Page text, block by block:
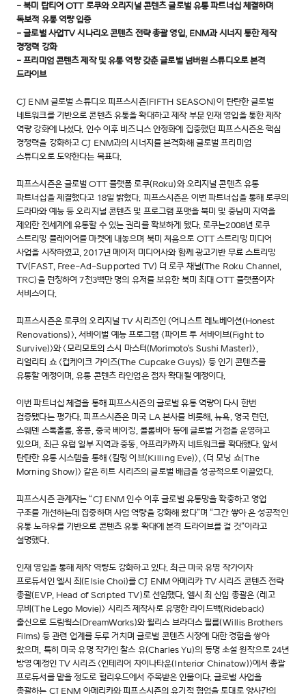
- 북미 탑티어 OTT 로쿠와 오리지널 콘텐츠 글로벌 유통 파트너십 체결하며
독보적 유통 역량 입증
- 글로벌 사업TV 시나리오 콘텐츠 전략 총괄 영입, ENM과 시너지 통한 제작
경쟁력 강화
- 프리미엄 콘텐츠 제작 및 유통 역량 갖춘 글로벌 넘버원 스튜디오로 본격
드라이브
CJ ENM 글로벌 스튜디오 피프스시즌(FIFTH SEASON)이 탄탄한 글로벌
네트워크를 기반으로 콘텐츠 유통을 확대하고 제작 부문 인재 영입을 통한 제작
역량 강화에 나섰다. 인수 이후 비즈니스 안정화에 집중했던 피프스시즌은 핵심
경쟁력을 강화하고 CJ ENM과의 시너지를 본격화해 글로벌 프리미엄
스튜디오로 도약한다는 목표다.
피프스시즌은 글로벌 OTT 플랫폼 로쿠(Roku)와 오리지널 콘텐츠 유통
파트너십을 체결했다고 18일 밝혔다. 피프스시즌은 이번 파트너십을 통해 로쿠의
드라마와 예능 등 오리지널 콘텐츠 및 프로그램 포맷을 북미 및 중남미 지역을
제외한 전세계에 유통할 수 있는 권리를 확보하게 됐다. 로쿠는2008년 로쿠
스트리밍 플레이어를 마켓에 내놓으며 북미 처음으로 OTT 스트리밍 미디어
사업을 시작하였고, 2017년 메이저 미디어사와 함께 광고기반 무료 스트리밍
TV(FAST, Free-Ad-Supported TV) 더 로쿠 채널(The Roku Channel,
TRC)을 런칭하여 7천3백만 명의 유저를 보유한 북미 최대 OTT 플랫폼이자
서비스이다.
피프스시즌은 로쿠의 오리지널 TV 시리즈인 <어니스트 레노베이션(Honest
Renovations)>, 서바이벌 예능 프로그램 <파이트 투 서바이브(Fight to
Survive)>와 <모리모토의 스시 마스터(Morimoto's Sushi Master)>,
리얼리티 쇼 <컵케이크 가이즈(The Cupcake Guys)> 등 인기 콘텐츠를
유통할 예정이며, 유통 콘텐츠 라인업은 점차 확대될 예정이다.
이번 파트너십 체결을 통해 피프스시즌의 글로벌 유통 역량이 다시 한번
검증됐다는 평가다. 피프스시즌은 미국 LA 본사를 비롯해, 뉴욕, 영국 런던,
스웨덴 스톡홀롬, 홍콩, 중국 베이징, 콜롬비아 등에 글로벌 거점을 운영하고
있으며, 최근 유럽 일부 지역과 중동, 아프리카까지 네트워크를 확대했다. 앞서
탄탄한 유통 시스템을 통해 <킬링 이브(Killing Eve)>, <더 모닝 쇼(The
Morning Show)> 같은 히트 시리즈의 글로벌 배급을 성공적으로 이끌었다.
피프스시즌 관계자는 “CJ ENM 인수 이후 글로벌 유통망을 확충하고 영업
구조를 개선하는데 집중하며 사업 역량을 강화해 왔다”며 “그간 쌓아 온 성공적인
유통 노하우를 기반으로 콘텐츠 유통 확대에 본격 드라이브를 걸 것”이라고
설명했다.
인재 영입을 통해 제작 역량도 강화하고 있다. 최근 미국 유명 작가이자
프로듀서인 엘시 최(Elsie Choi)를 CJ ENM 아메리카 TV 시리즈 콘텐츠 전략
총괄(EVP, Head of Scripted TV)로 선임했다. 엘시 최 신임 총괄은 <레고
무비(The Lego Movie)> 시리즈 제작사로 유명한 라이드백(Rideback)
출신으로 드림웍스(DreamWorks)와 윌리스 브라더스 필름(Willis Brothers
Films) 등 관련 업계를 두루 거치며 글로벌 콘텐츠 시장에 대한 경험을 쌓아
왔으며, 특히 미국 유명 작가인 찰스 유(Charles Yu)의 동명 소설 원작으로 24년
방영 예정인 TV 시리즈 <인테리어 차이나타운(Interior Chinatow)>에서 총괄
프로듀서를 맡을 정도로 헐리우드에서 주목받은 인물이다. 글로벌 사업을
총괄하는 CJ ENM 아메리카와 피프스시즌의 유기적 협업을 토대로 양사간의